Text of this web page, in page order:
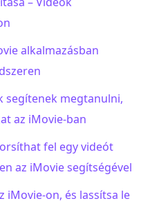
alkalmazásban
segítenek megtanulni,
az iMovie-ban
fel egy videót
az iMovie segítségével
iMovie-on, és lassítsa le